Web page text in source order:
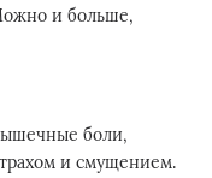
и больше,
боли,
и смущением.